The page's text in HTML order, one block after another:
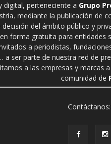
perteneciente a Grupo
mediante la publicación de
del ámbito público y
forma gratuita para entidades
a periodistas,
a ser parte de nuestra red de
a las empresas y marcas
comunidad de